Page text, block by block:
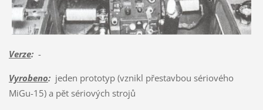
Verze:-
Vyrobeno:jeden prototyp (vznikl přestavbou sériového
MiGu-15) a pět sériových strojů